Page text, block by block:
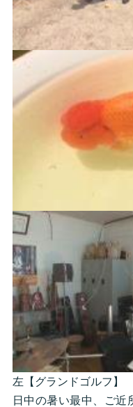
左【グランドゴルフ】
日中の暑い最中、ご